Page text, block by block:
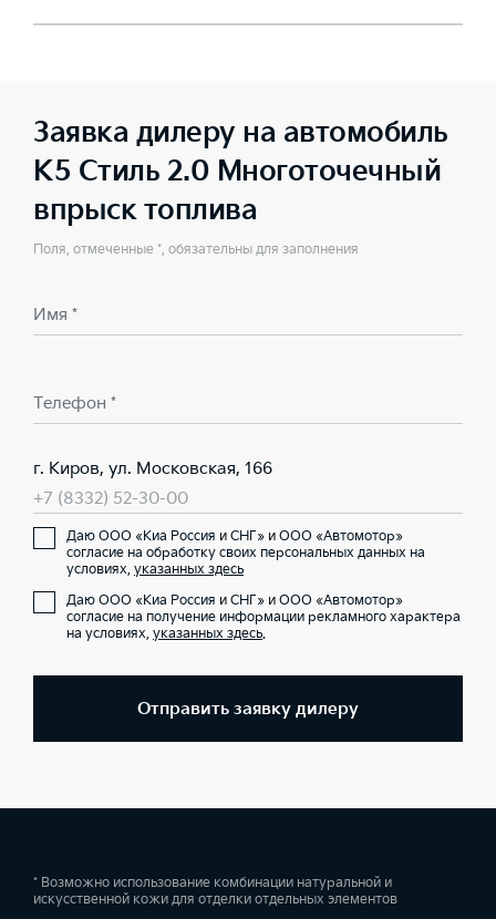
Заявка дилеру на автомобиль
K5 Стиль 2.0 Многоточечный
впрыск топлива
Поля, отмеченные *, обязательны для заполнения
Имя *
Телефон *
г. Киров, ул. Московская, 166
+7 (8332) 52-30-00
Даю ООО «Киа Россия и СНГ» и ООО «Автомотор»
согласие на обработку своих персональных данных на
условиях, указанных здесь
Даю ООО «Киа Россия и СНГ» и ООО «Автомотор»
согласие на получение информации рекламного характера
на условиях, указанных здесь.
Отправить заявку дилеру
* Возможно использование комбинации натуральной и
искусственной кожи для отделки отдельных элементов